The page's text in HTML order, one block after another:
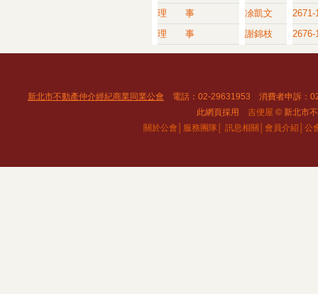
理 事
凃凱文
2671-
理 事
謝錦枝 2676-
新北市不動產仲介經紀商業同業公會 電話：02-29631953 消費者申訴：
此網頁採用 吉便屋 © 新北市
關於公會│ 服務團隊│ 訊息相關│ 會員介紹│ 公